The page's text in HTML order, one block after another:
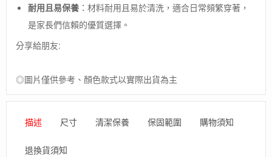
女
貼
褲
2
耐用且易保養 ：材料耐用且易於清洗，適合日常頻繁穿著，
是家長們信賴的優質選擇。
分享給朋友:
◎圖片僅供參考、顏色款式以實際出貨為主
描述 尺寸 清潔保養 保固範圍 購物須知
退換貨須知